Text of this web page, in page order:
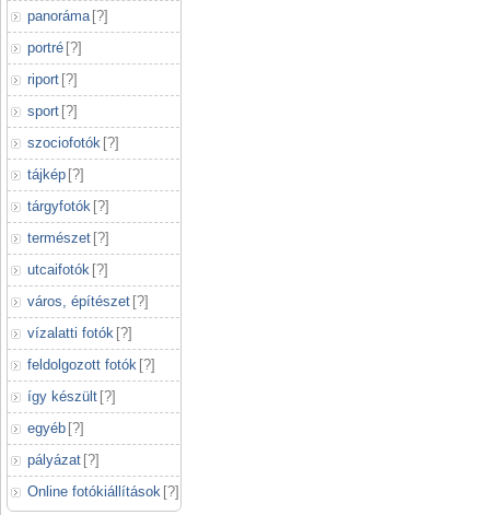
panoráma [?]
portré [?]
riport [?]
sport [?]
szociofotók [?]
tájkép [?]
tárgyfotók [?]
természet [?]
utcaifotók [?]
város, építészet [?]
vízalatti fotók [?]
feldolgozott fotók [?]
így készült [?]
egyéb [?]
pályázat [?]
Online fotókiállítások [?]